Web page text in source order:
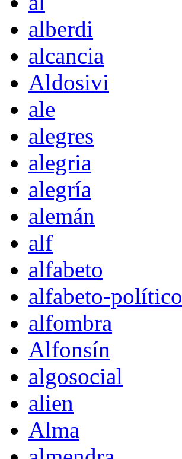
alberdi
alcancia
Aldosivi
ale
alegres
alegria
alegría
alemán
alf
alfabeto
alfabeto-político
alfombra
Alfonsín
algosocial
alien
Alma